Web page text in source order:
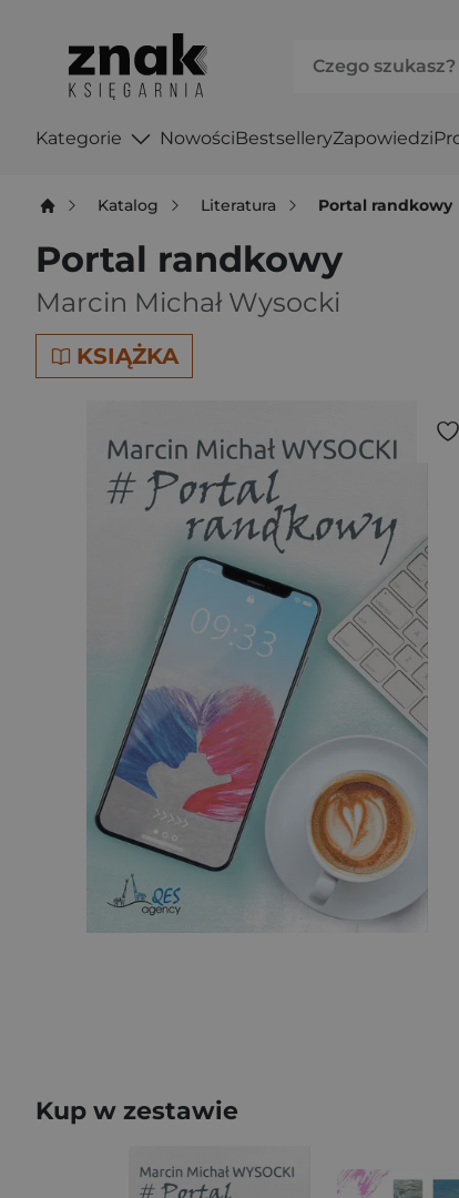
Kategorie NowościBestselleryZapowiedzi
Katalog Literatura Portal randkowy
Portal randkowy
Marcin Michał Wysocki
KSIĄŻKA
Kup w zestawie